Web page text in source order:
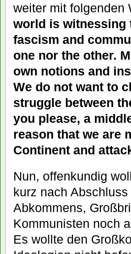
weiter mit folgenden
world is witnessing
fascism and
one nor the other.
own notions and
We do not want to
struggle between
you please, a
reason that we are
Continent and
Nun, offenkundig
kurz nach
Abkommens,
Kommunisten noch
Es wollte den